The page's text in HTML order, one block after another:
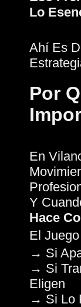
Lo
Ahí Es
Por
En
Y
Hace
El
→ Si
→ Si
Eligen
→ Si Lo